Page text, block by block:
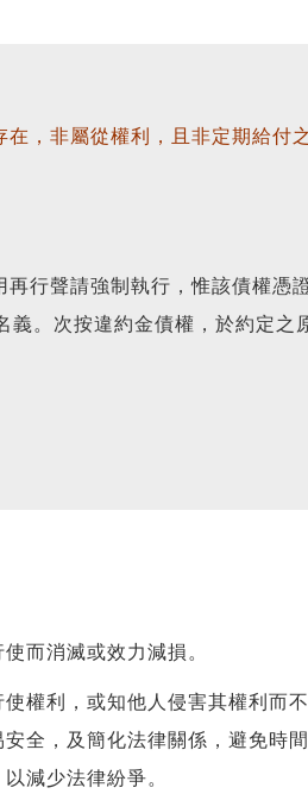
，非屬從權利，且非定期給付
行聲請強制執行，惟該債權
義。次按違約金債權，於約定
而消滅或效力減損。
權利，或知他人侵害其權利而
全，及簡化法律關係，避免時
減少法律紛爭。